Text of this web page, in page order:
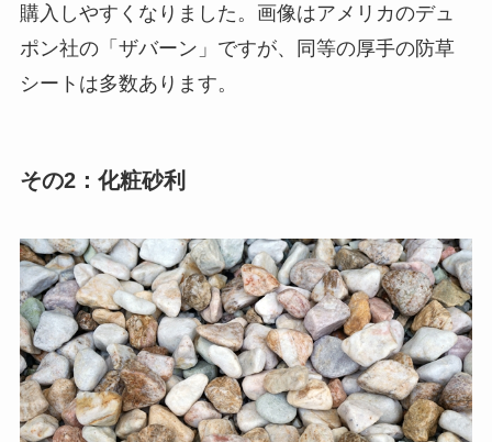
購入しやすくなりました。画像はアメリカのデュ
ポン社の「ザバーン」ですが、同等の厚手の防草
シートは多数あります。
その2：化粧砂利